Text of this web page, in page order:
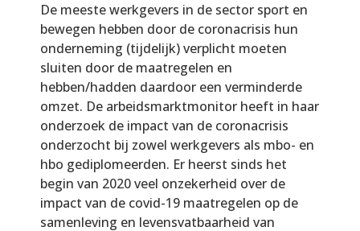
De meeste werkgevers in de sector sport en
bewegen hebben door de coronacrisis hun
onderneming (tijdelijk) verplicht moeten
sluiten door de maatregelen en
hebben/hadden daardoor een verminderde
omzet. De arbeidsmarktmonitor heeft in haar
onderzoek de impact van de coronacrisis
onderzocht bij zowel werkgevers als mbo- en
hbo gediplomeerden. Er heerst sinds het
begin van 2020 veel onzekerheid over de
impact van de covid-19 maatregelen op de
samenleving en levensvatbaarheid van